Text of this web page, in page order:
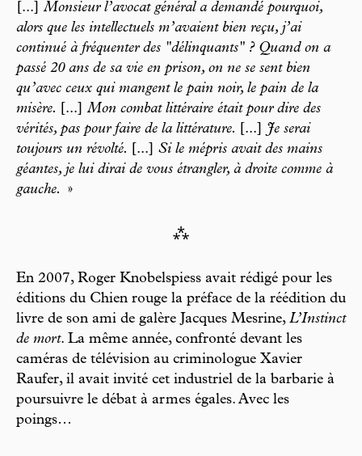
[...]Monsieur l’avocat général a demandé pourquoi,
alors que les intellectuels m’avaient bien reçu, j’ai
continué à fréquenter des "délinquants" ? Quand on a
passé 20 ans de sa vie en prison, on ne se sent bien
qu’avec ceux qui mangent le pain noir, le pain de la
misère.
[...]Mon combat littéraire était pour dire des
vérités, pas pour faire de la littérature.
[...] Je serai
toujours un révolté.
[...] Si le mépris avait des mains
géantes, je lui dirai de vous étrangler, à droite comme à
gauche.
»
⁂
En 2007, Roger Knobelspiess avait rédigé pour les
éditions du Chien rouge la préface de la réédition du
livre de son ami de galère Jacques Mesrine, L’Instinct
de mort. La même année, confronté devant les
caméras de télévision au criminologue Xavier
Raufer, il avait invité cet industriel de la barbarie à
poursuivre le débat à armes égales. Avec les
poings…